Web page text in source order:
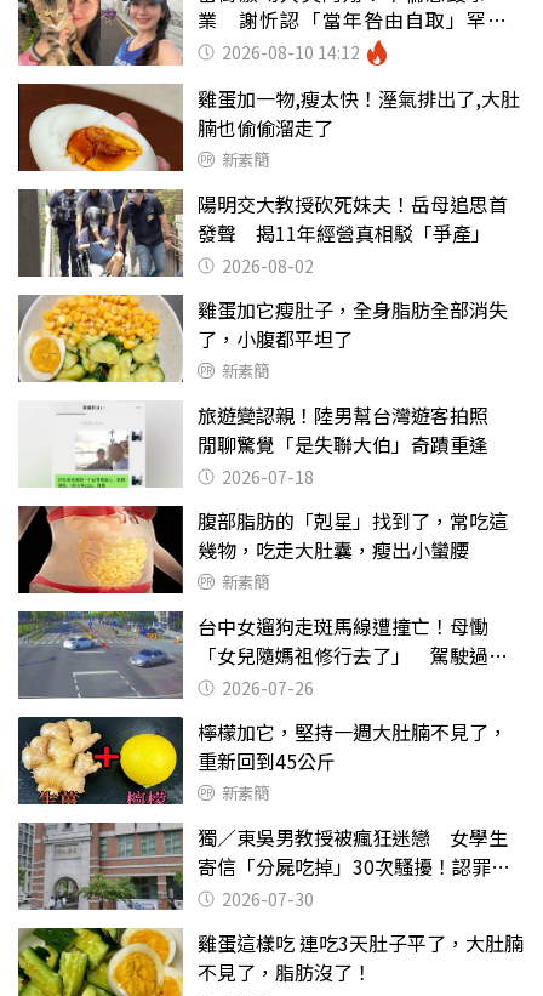
業 謝忻認「當年咎由自取」罕吐
心聲2026-08-10 14:12
雞蛋加一物,瘦太快！溼氣排出了,大肚
腩也偷偷溜走了
新素簡
陽明交大教授砍死妹夫！岳母追思首
發聲 揭11年經營真相駁「爭產」
2026-08-02
雞蛋加它瘦肚子，全身脂肪全部消失
了，小腹都平坦了
新素簡
旅遊變認親！陸男幫台灣遊客拍照
閒聊驚覺「是失聯大伯」奇蹟重逢
2026-07-18
腹部脂肪的「剋星」找到了，常吃這
幾物，吃走大肚囊，瘦出小蠻腰
新素簡
台中女遛狗走斑馬線遭撞亡！母慟
「女兒隨媽祖修行去了」 駕駛過失
致死判9月
2026-07-26
檸檬加它，堅持一週大肚腩不見了，
重新回到45公斤
新素簡
獨／東吳男教授被瘋狂迷戀 女學生
寄信「分屍吃掉」30次騷擾！認罪免
關 2026-07-30
雞蛋這樣吃 連吃3天肚子平了，大肚腩
不見了，脂肪沒了！